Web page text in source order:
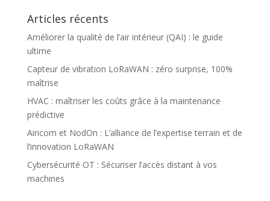
Articles récents
Améliorer la qualité de l’air intérieur (QAI) : le guide
ultime
Capteur de vibration LoRaWAN : zéro surprise, 100%
maîtrise
HVAC : maîtriser les coûts grâce à la maintenance
prédictive
Airicom et NodOn : L’alliance de l’expertise terrain et de
l’innovation LoRaWAN
Cybersécurité OT : Sécuriser l’accès distant à vos
machines